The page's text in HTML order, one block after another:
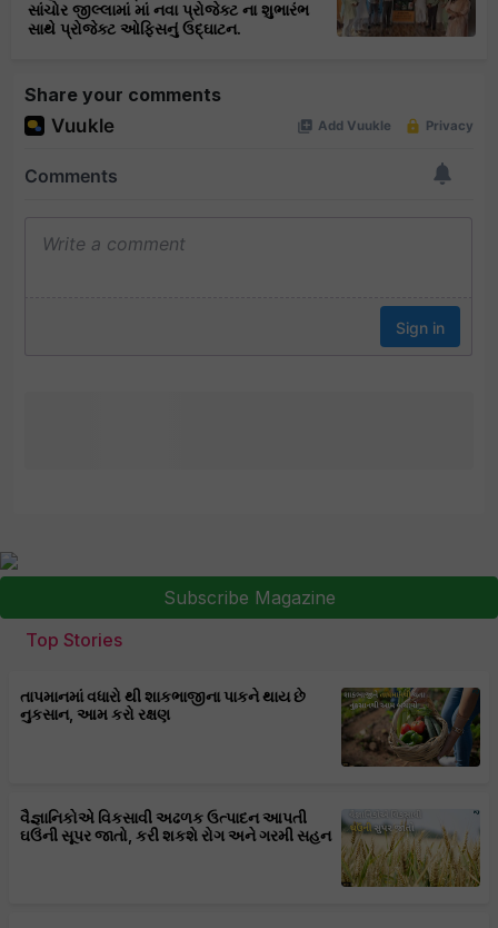
સાંચોર જીલ્લામાં માં નવા પ્રોજેક્ટ ના શુભારંભ
સાથે પ્રોજેક્ટ ઓફિસનું ઉદ્ઘાટન.
Share your comments
Subscribe Magazine
Top Stories
તાપમાનમાં વધારો થી શાકભાજીના પાકને થાય છે
નુકસાન, આમ કરો રક્ષણ
વૈજ્ઞાનિકોએ વિકસાવી અઢળક ઉત્પાદન આપતી
ઘઉંની સૂપર જાતો, કરી શકશે રોગ અને ગરમી સહન